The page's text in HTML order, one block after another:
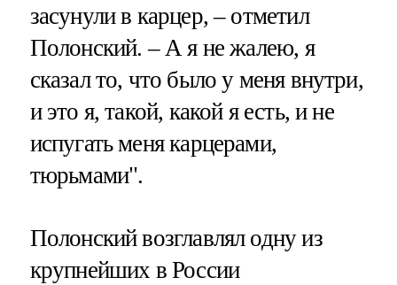
засунули в карцер, – отметил
Полонский. – А я не жалею, я
сказал то, что было у меня внутри,
и это я, такой, какой я есть, и не
испугать меня карцерами,
тюрьмами".
Полонский возглавлял одну из
крупнейших в России